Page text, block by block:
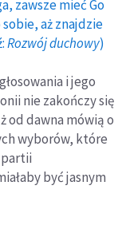
zawsze mieć Go
aż znajdzie
Rozwój duchowy)
i jego
nie zakończy się
od dawna mówią o
wyborów, które
być jasnym